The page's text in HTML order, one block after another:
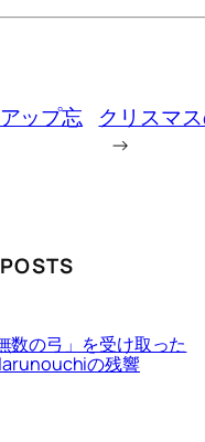
ップ忘
クリスマ
→
数の弓」を受け取った
の残響